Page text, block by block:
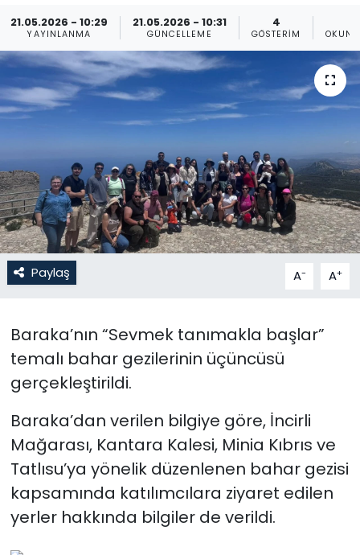
21.05.2026 - 10:29
YAYINLANMA
21.05.2026 - 10:31
GÜNCELLEME
4
GÖSTERIM
Paylaş A- A+
Baraka’nın “Sevmek tanımakla başlar”
temalı bahar gezilerinin üçüncüsü
gerçekleştirildi.
Baraka’dan verilen bilgiye göre, İncirli
Mağarası, Kantara Kalesi, Minia Kıbrıs ve
Tatlısu’ya yönelik düzenlenen bahar gezisi
kapsamında katılımcılara ziyaret edilen
yerler hakkında bilgiler de verildi.
Güncel
Gündem
KKTC
Kültür Sanat
Magazin
Moda
Otomobil Dünyası
Politika
SAĞLIK
Spor
Teknoloji